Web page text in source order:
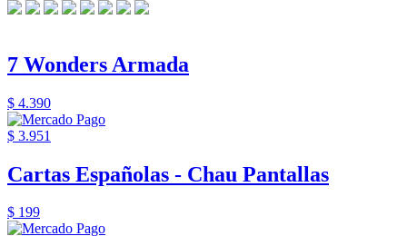
7 Wonders Armada
$ 4.390
$ 3.951
Cartas Españolas - Chau Pantallas
$ 199